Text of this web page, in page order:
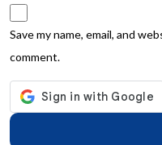
Save my name, email, and
comment.